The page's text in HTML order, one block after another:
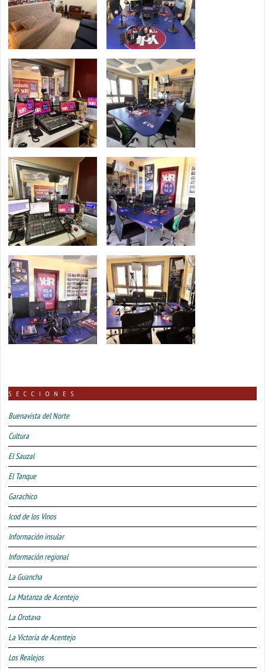
SECCIONES
Buenavista del Norte
Cultura
El Sauzal
El Tanque
Garachico
Icod de los Vinos
Información insular
Información regional
La Guancha
La Matanza de Acentejo
La Orotava
La Victoria de Acentejo
Los Realejos